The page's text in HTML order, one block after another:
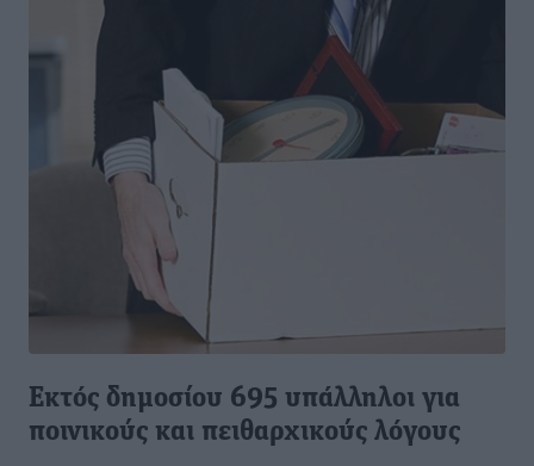
Εκτός δημοσίου 695 υπάλληλοι για
ποινικούς και πειθαρχικούς λόγους